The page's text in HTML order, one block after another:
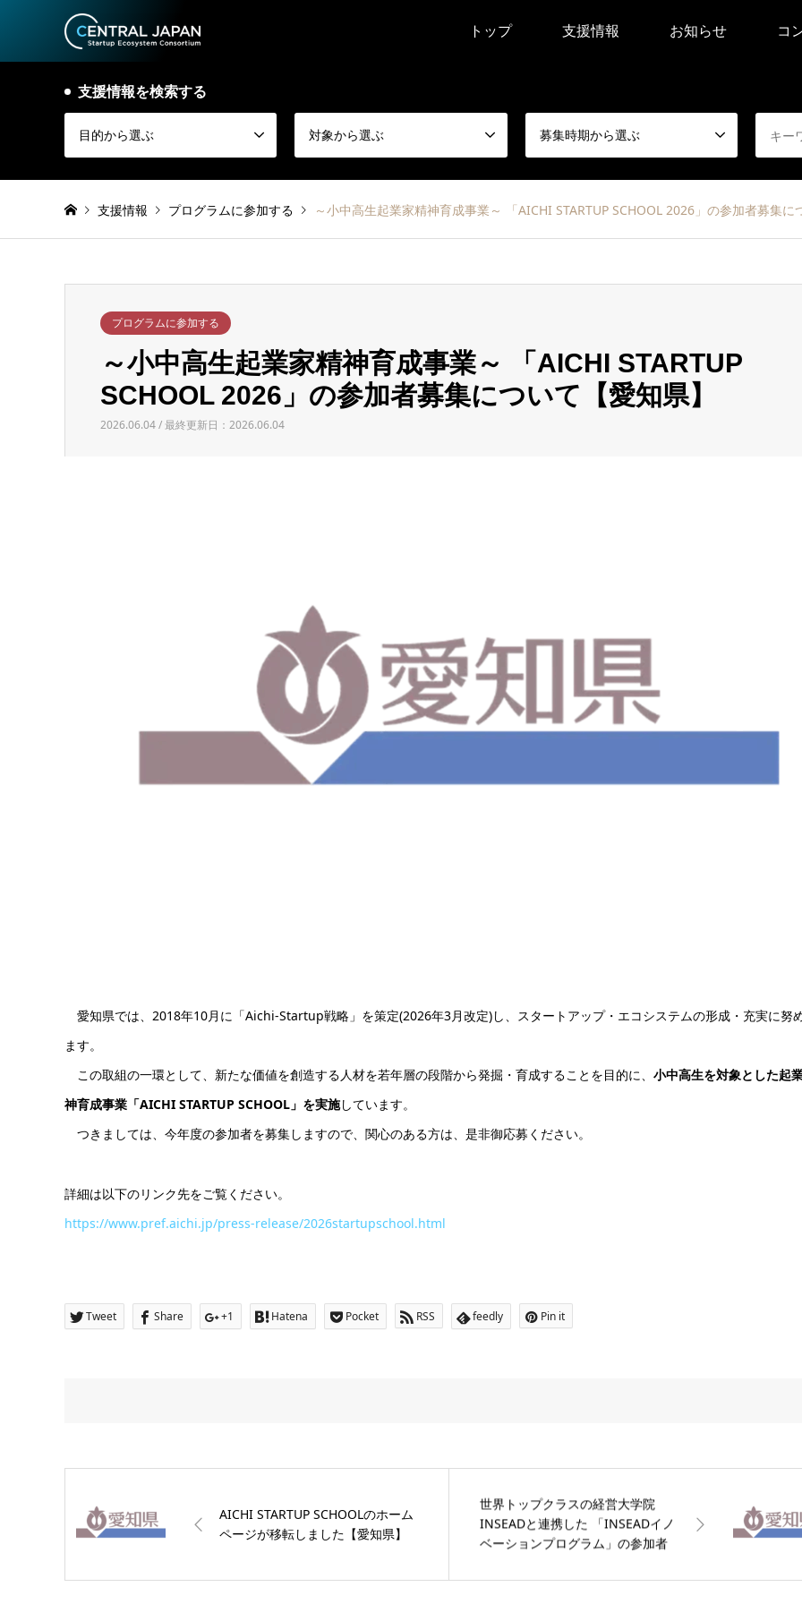
トップ 支援情報 お知らせ コ
支援情報を検索する
目的から選ぶ 対象から選ぶ 募集時期から選ぶ
支援情報 プログラムに参加する ～小中高生起業家精神育成事業～ 「AICHI STARTUP SCHOOL 2026」の参加者募集に
プログラムに参加する
～小中高生起業家精神育成事業～ 「AICHI STARTUP
SCHOOL 2026」の参加者募集について【愛知県】
2026.06.04 / 最終更新日：2026.06.04
愛知県では、2018年10月に「Aichi-Startup戦略」を策定(2026年3月改定)し、スタートアップ・エコシステムの形成・充実に努
ます。
この取組の一環として、新たな価値を創造する人材を若年層の段階から発掘・育成することを目的に、 小中高生を対象とした起
神育成事業「AICHI STARTUP SCHOOL」を実施しています。
つきましては、今年度の参加者を募集しますので、関心のある方は、是非御応募ください。
詳細は以下のリンク先をご覧ください。
https://www.pref.aichi.jp/press-release/2026startupschool.html
Tweet Share +1 Hatena Pocket RSS feedly Pin it
AICHI STARTUP SCHOOLのホーム
ページが移転しました【愛知県】
世界トップクラスの経営大学院
INSEADと連携した 「INSEADイノ
ベーションプログラム」の参加者